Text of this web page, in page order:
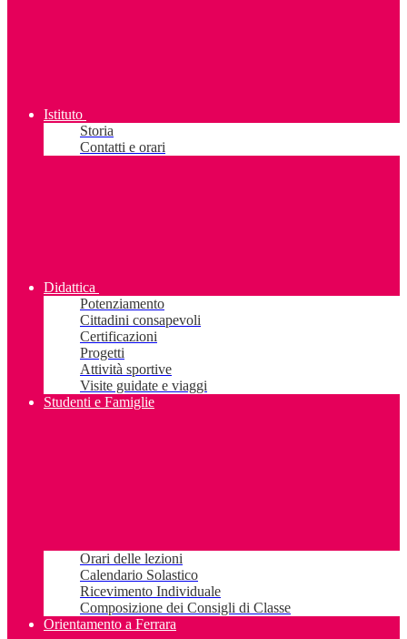
Istituto
Storia
Contatti e orari
Didattica
Potenziamento
Cittadini consapevoli
Certificazioni
Progetti
Attività sportive
Visite guidate e viaggi
Studenti e Famiglie
Orari delle lezioni
Calendario Solastico
Ricevimento Individuale
Composizione dei Consigli di Classe
Orientamento a Ferrara